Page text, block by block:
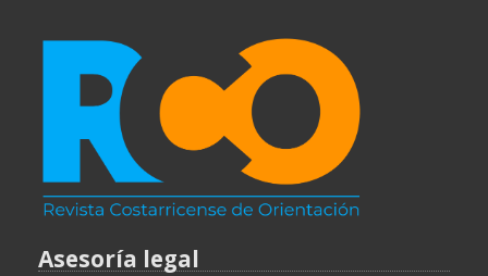
Asesoría legal